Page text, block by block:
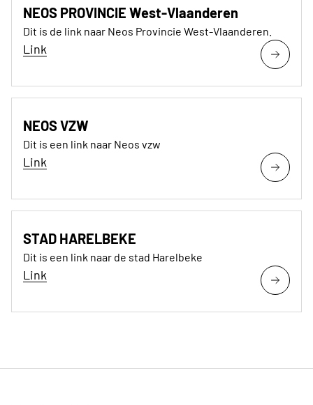
NEOS PROVINCIE West-Vlaanderen
Dit is de link naar Neos Provincie West-Vlaanderen.
Link
NEOS VZW
Dit is een link naar Neos vzw
Link
STAD HARELBEKE
Dit is een link naar de stad Harelbeke
Link